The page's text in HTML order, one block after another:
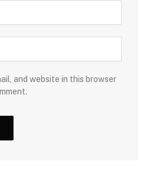
and website in this browser